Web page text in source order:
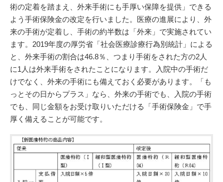
術の定着を踏まえ、外来手術にも手厚い保障を提供」できる
よう手術保険金の改定を行いました。医療の進展により、外
来の手術が定着し、手術の約半数は「外来」で実施されてい
ます。2019年度の厚労省「社会医療診療行為別統計」による
と、外来手術の割合は46.8％、つまり手術をされた方の2人
に1人は外来手術をされたことになります。入院中の手術だ
けでなく、外来の手術にも備えておく必要があります。「も
っとその日からプラス」なら、外来の手術でも、入院の手術
でも、同じ金額をお受け取りいただける「手術保険金」で手
厚く備えることが可能です。